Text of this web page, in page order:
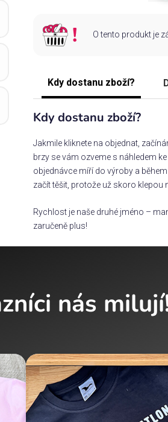
O tento produkt je
Kdy dostanu zboží?
Kdy dostanu zboží?
Jakmile kliknete na objednat,
brzy se vám ozveme s náhledem
objednávce míří do výroby a
začít těšit, protože už skoro klepou
Rychlost je naše druhé jméno –
zaručeně plus!
nás